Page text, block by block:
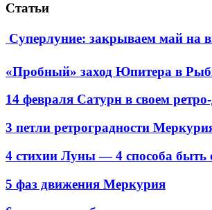
Статьи
Суперлуние: закрываем май на
«Пробный» заход Юпитера в
14 февраля Сатурн в своем
3 петли ретроградности
4 стихии Луны — 4 способа быть
5 фаз движения Меркурия